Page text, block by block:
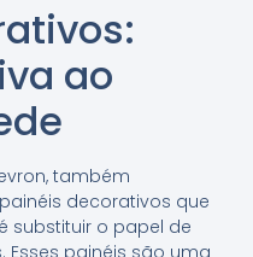
ao
também
decorativos que
substituir o papel de
painéis são uma